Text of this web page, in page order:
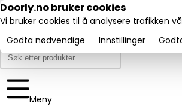
Trustpilot
Utmerket:
4.6/5
Meny
Doorly.no bruker cookies
Vi bruker cookies til å analysere trafikken
Godta nødvendige
Innstillinger